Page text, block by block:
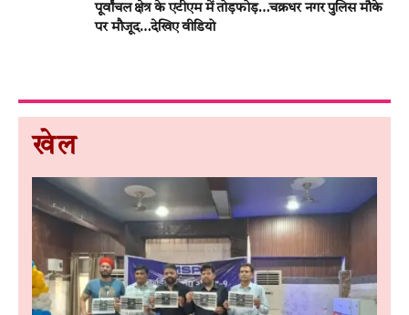
पूर्वांचल क्षेत्र के एटीएम में तोड़फोड़…चक्रधर नगर पुलिस मौके
पर मौजूद…देखिए वीडियो
खेल